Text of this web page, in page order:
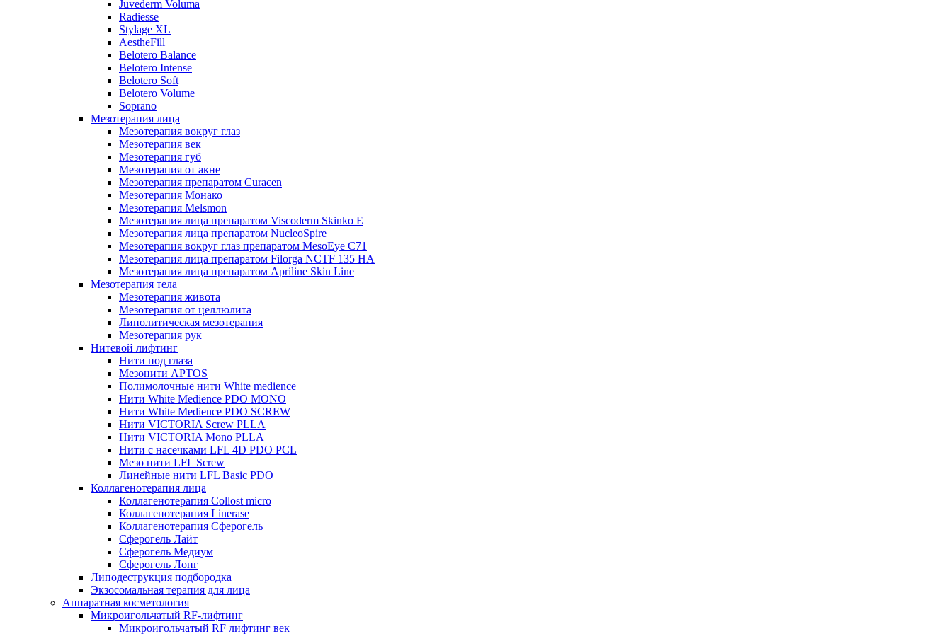
Juvederm Voluma
Radiesse
Stylage XL
AestheFill
Belotero Balance
Belotero Intense
Belotero Soft
Belotero Volume
Soprano
Мезотерапия лица
Мезотерапия вокруг глаз
Мезотерапия век
Мезотерапия губ
Мезотерапия от акне
Мезотерапия препаратом Curacen
Мезотерапия Монако
Мезотерапия Melsmon
Мезотерапия лица препаратом Viscoderm Skinko E
Мезотерапия лица препаратом NucleoSpire
Мезотерапия вокруг глаз препаратом MesoEye С71
Мезотерапия лица препаратом Filorga NCTF 135 HA
Мезотерапия лица препаратом Apriline Skin Line
Мезотерапия тела
Мезотерапия живота
Мезотерапия от целлюлита
Липолитическая мезотерапия
Мезотерапия рук
Нитевой лифтинг
Нити под глаза
Мезонити APTOS
Полимолочные нити White medience
Нити White Medience PDO MONO
Нити White Medience PDO SCREW
Нити VICTORIA Screw PLLA
Нити VICTORIA Mono PLLA
Нити с насечками LFL 4D PDO PCL
Мезо нити LFL Screw
Линейные нити LFL Basic PDO
Коллагенотерапия лица
Коллагенотерапия Collost micro
Коллагенотерапия Linerase
Коллагенотерапия Сферогель
Сферогель Лайт
Сферогель Медиум
Сферогель Лонг
Липодеструкция подбородка
Экзосомальная терапия для лица
Аппаратная косметология
Микроигольчатый RF-лифтинг
Микроигольчатый RF лифтинг век